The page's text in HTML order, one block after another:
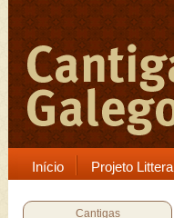
Início Projeto Littera
Cantigas